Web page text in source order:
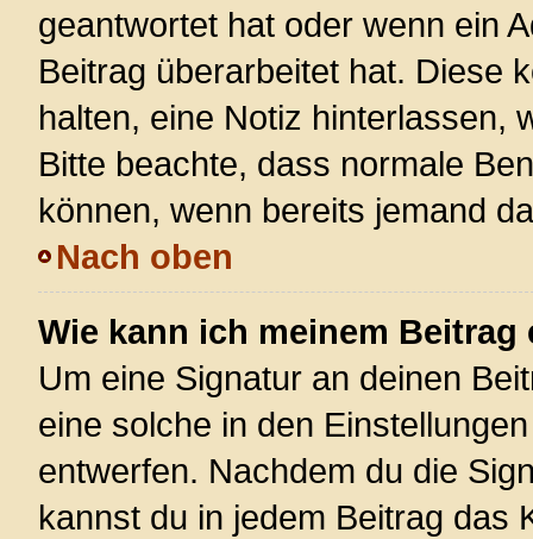
geantwortet hat oder wenn ein
Beitrag überarbeitet hat. Diese
halten, eine Notiz hinterlassen,
Bitte beachte, dass normale
können, wenn bereits jemand
Nach oben
Wie kann ich meinem
Um eine Signatur an deinen
eine solche in den
entwerfen. Nachdem du die
kannst du in jedem Beitrag das